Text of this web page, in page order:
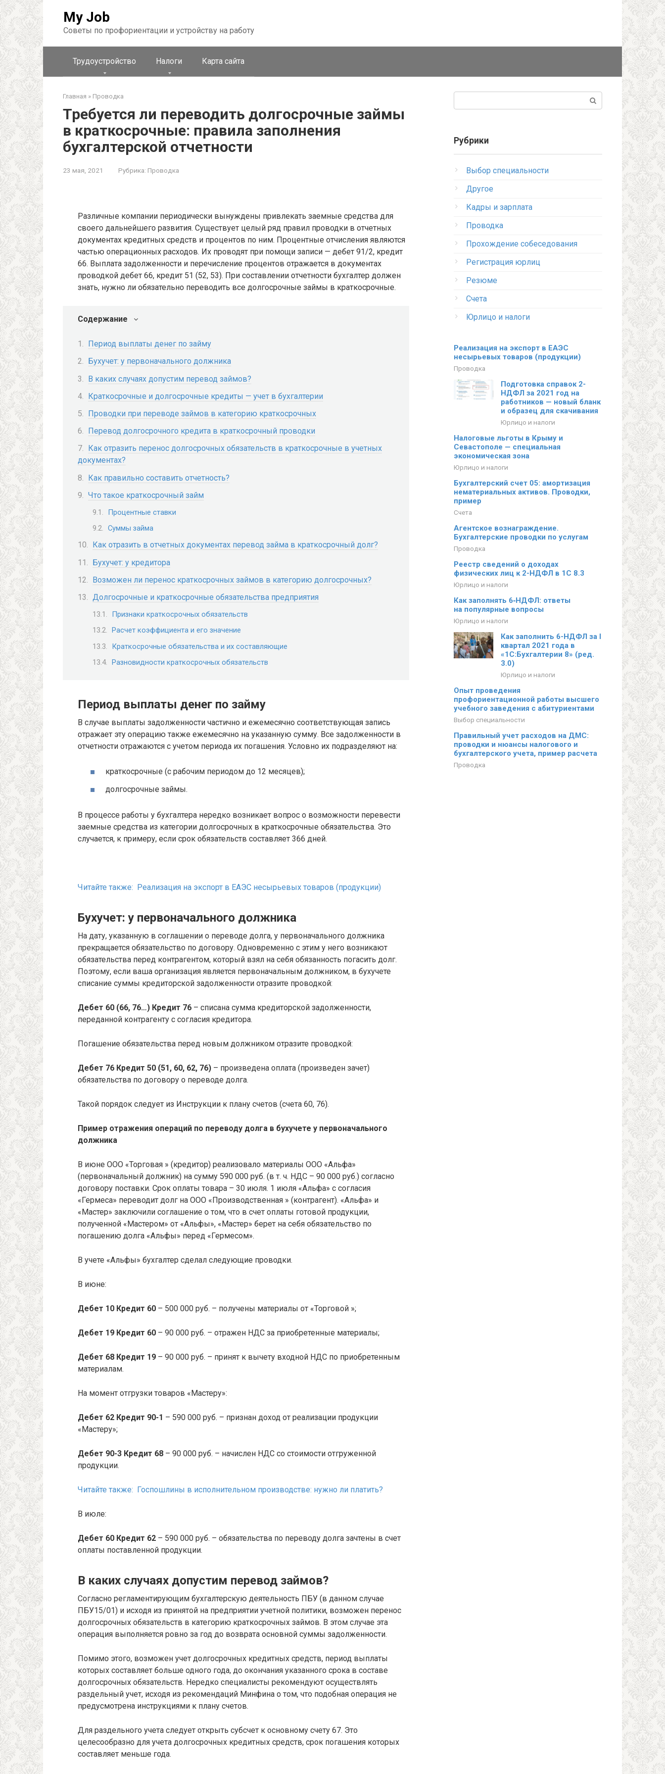
My Job
Советы по профориентации и устройству на работу
Трудоустройство Налоги Карта сайта
Главная » Проводка
Требуется ли переводить долгосрочные займы
в краткосрочные: правила заполнения
бухгалтерской отчетности
23 мая, 2021 Рубрика: Проводка
Различные компании периодически вынуждены привлекать заемные средства для
своего дальнейшего развития. Существует целый ряд правил проводки в отчетных
документах кредитных средств и процентов по ним. Процентные отчисления являются
частью операционных расходов. Их проводят при помощи записи — дебет 91/2, кредит
66. Выплата задолженности и перечисление процентов отражается в документах
проводкой дебет 66, кредит 51 (52, 53). При составлении отчетности бухгалтер должен
знать, нужно ли обязательно переводить все долгосрочные займы в краткосрочные.
Содержание
Период выплаты денег по займу
Бухучет: у первоначального должника
В каких случаях допустим перевод займов?
Краткосрочные и долгосрочные кредиты — учет в бухгалтерии
Проводки при переводе займов в категорию краткосрочных
Перевод долгосрочного кредита в краткосрочный проводки
Как отразить перенос долгосрочных обязательств в краткосрочные в учетных
документах?
Как правильно составить отчетность?
Что такое краткосрочный займ
Процентные ставки
Суммы займа
Как отразить в отчетных документах перевод займа в краткосрочный долг?
Бухучет: у кредитора
Возможен ли перенос краткосрочных займов в категорию долгосрочных?
Долгосрочные и краткосрочные обязательства предприятия
Признаки краткосрочных обязательств
Расчет коэффициента и его значение
Краткосрочные обязательства и их составляющие
Разновидности краткосрочных обязательств
Период выплаты денег по займу
В случае выплаты задолженности частично и ежемесячно соответствующая запись
отражает эту операцию также ежемесячно на указанную сумму. Все задолженности в
отчетности отражаются с учетом периода их погашения. Условно их подразделяют на:
краткосрочные (с рабочим периодом до 12 месяцев);
долгосрочные займы.
В процессе работы у бухгалтера нередко возникает вопрос о возможности перевести
заемные средства из категории долгосрочных в краткосрочные обязательства. Это
случается, к примеру, если срок обязательств составляет 366 дней.
Читайте также: Реализация на экспорт в ЕАЭС несырьевых товаров (продукции)
Бухучет: у первоначального должника
На дату, указанную в соглашении о переводе долга, у первоначального должника
прекращается обязательство по договору. Одновременно с этим у него возникают
обязательства перед контрагентом, который взял на себя обязанность погасить долг.
Поэтому, если ваша организация является первоначальным должником, в бухучете
списание суммы кредиторской задолженности отразите проводкой:
Дебет 60 (66, 76…) Кредит 76 – списана сумма кредиторской задолженности,
переданной контрагенту с согласия кредитора.
Погашение обязательства перед новым должником отразите проводкой:
Дебет 76 Кредит 50 (51, 60, 62, 76) – произведена оплата (произведен зачет)
обязательства по договору о переводе долга.
Такой порядок следует из Инструкции к плану счетов (счета 60, 76).
Пример отражения операций по переводу долга в бухучете у первоначального
должника
В июне ООО «Торговая » (кредитор) реализовало материалы ООО «Альфа»
(первоначальный должник) на сумму 590 000 руб. (в т. ч. НДС – 90 000 руб.) согласно
договору поставки. Срок оплаты товара – 30 июля. 1 июля «Альфа» с согласия
«Гермеса» переводит долг на ООО «Производственная » (контрагент). «Альфа» и
«Мастер» заключили соглашение о том, что в счет оплаты готовой продукции,
полученной «Мастером» от «Альфы», «Мастер» берет на себя обязательство по
погашению долга «Альфы» перед «Гермесом».
В учете «Альфы» бухгалтер сделал следующие проводки.
В июне:
Дебет 10 Кредит 60 – 500 000 руб. – получены материалы от «Торговой »;
Дебет 19 Кредит 60 – 90 000 руб. – отражен НДС за приобретенные материалы;
Дебет 68 Кредит 19 – 90 000 руб. – принят к вычету входной НДС по приобретенным
материалам.
На момент отгрузки товаров «Мастеру»:
Дебет 62 Кредит 90-1 – 590 000 руб. – признан доход от реализации продукции
«Мастеру»;
Дебет 90-3 Кредит 68 – 90 000 руб. – начислен НДС со стоимости отгруженной
продукции.
Читайте также: Госпошлины в исполнительном производстве: нужно ли платить?
В июле:
Дебет 60 Кредит 62 – 590 000 руб. – обязательства по переводу долга зачтены в счет
оплаты поставленной продукции.
В каких случаях допустим перевод займов?
Согласно регламентирующим бухгалтерскую деятельность ПБУ (в данном случае
ПБУ15/01) и исходя из принятой на предприятии учетной политики, возможен перенос
долгосрочных обязательств в категорию краткосрочных займов. В этом случае эта
операция выполняется ровно за год до возврата основной суммы задолженности.
Помимо этого, возможен учет долгосрочных кредитных средств, период выплаты
которых составляет больше одного года, до окончания указанного срока в составе
долгосрочных обязательств. Нередко специалисты рекомендуют осуществлять
раздельный учет, исходя из рекомендаций Минфина о том, что подобная операция не
предусмотрена инструкциями к плану счетов.
Для раздельного учета следует открыть субсчет к основному счету 67. Это
целесообразно для учета долгосрочных кредитных средств, срок погашения которых
составляет меньше года.
Рубрики
Выбор специальности
Другое
Кадры и зарплата
Проводка
Прохождение собеседования
Регистрация юрлиц
Резюме
Счета
Юрлицо и налоги
Реализация на экспорт в ЕАЭС
несырьевых товаров (продукции)
Проводка
Подготовка справок 2-
НДФЛ за 2021 год на
работников — новый бланк
и образец для скачивания
Юрлицо и налоги
Налоговые льготы в Крыму и
Севастополе — специальная
экономическая зона
Юрлицо и налоги
Бухгалтерский счет 05: амортизация
нематериальных активов. Проводки,
пример
Счета
Агентское вознаграждение.
Бухгалтерские проводки по услугам
Проводка
Реестр сведений о доходах
физических лиц к 2-НДФЛ в 1С 8.3
Юрлицо и налоги
Как заполнять 6‑НДФЛ: ответы
на популярные вопросы
Юрлицо и налоги
Как заполнить 6-НДФЛ за I
квартал 2021 года в
«1С:Бухгалтерии 8» (ред.
3.0)
Юрлицо и налоги
Опыт проведения
профориентационной работы высшего
учебного заведения с абитуриентами
Выбор специальности
Правильный учет расходов на ДМС:
проводки и нюансы налогового и
бухгалтерского учета, пример расчета
Проводка